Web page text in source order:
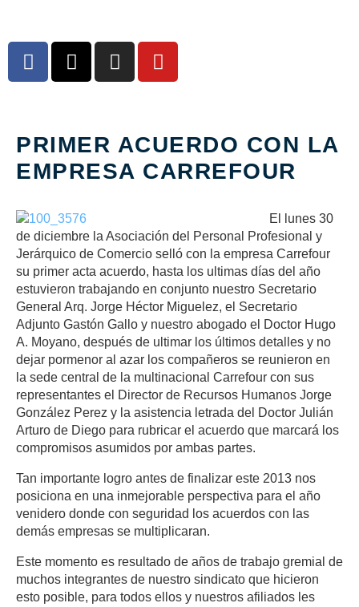
PRIMER ACUERDO CON LA
EMPRESA CARREFOUR
El lunes 30
de diciembre la Asociación del Personal Profesional y
Jerárquico de Comercio selló con la empresa Carrefour
su primer acta acuerdo, hasta los ultimas días del año
estuvieron trabajando en conjunto nuestro Secretario
General Arq. Jorge Héctor Miguelez, el Secretario
Adjunto Gastón Gallo y nuestro abogado el Doctor Hugo
A. Moyano, después de ultimar los últimos detalles y no
dejar pormenor al azar los compañeros se reunieron en
la sede central de la multinacional Carrefour con sus
representantes el Director de Recursos Humanos Jorge
González Perez y la asistencia letrada del Doctor Julián
Arturo de Diego para rubricar el acuerdo que marcará los
compromisos asumidos por ambas partes.
Tan importante logro antes de finalizar este 2013 nos
posiciona en una inmejorable perspectiva para el año
venidero donde con seguridad los acuerdos con las
demás empresas se multiplicaran.
Este momento es resultado de años de trabajo gremial de
muchos integrantes de nuestro sindicato que hicieron
esto posible, para todos ellos y nuestros afiliados les